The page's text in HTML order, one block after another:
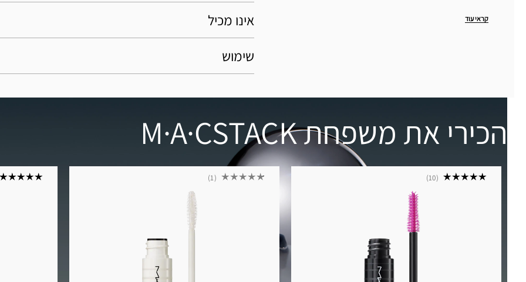
קראי עוד
אינו מכיל
שימוש
הכירי את משפחת M·A·CSTACK
1 10